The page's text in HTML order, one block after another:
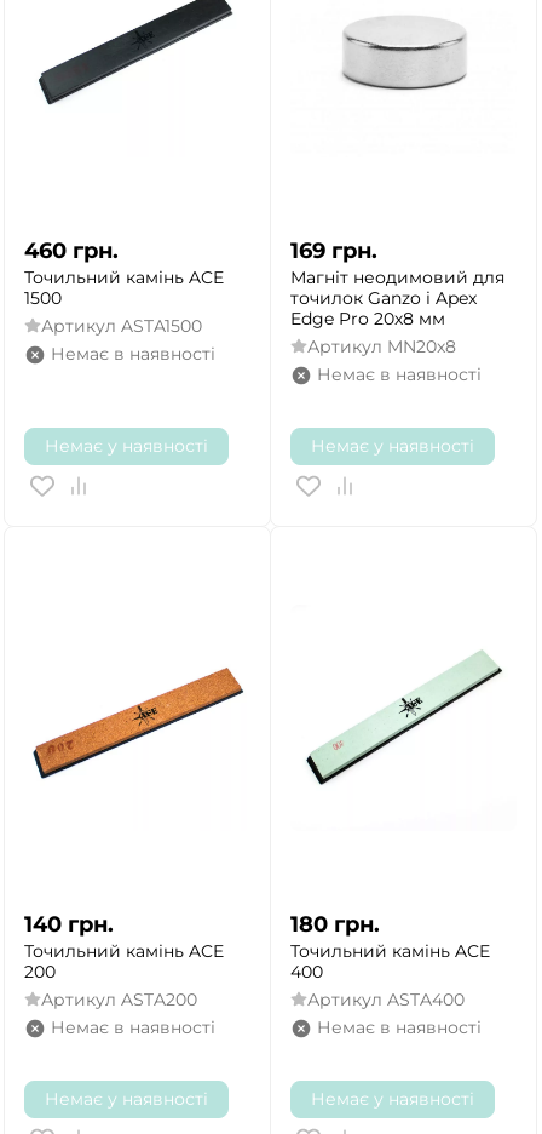
460 грн.
Точильний камінь ACE
1500
Артикул ASTA1500
Немає в наявності
Немає у наявності
169 грн.
Магніт неодимовий для
точилок Ganzo і Apex
Edge Pro 20х8 мм
Артикул MN20x8
Немає в наявності
Немає у наявності
140 грн.
Точильний камінь ACE
200
Артикул ASTA200
Немає в наявності
Немає у наявності
180 грн.
Точильний камінь ACE
400
Артикул ASTA400
Немає в наявності
Немає у наявності